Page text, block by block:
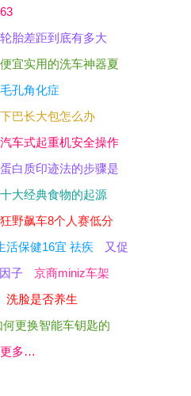
轮胎差距到底有多大
便宜实用的洗车神器夏
毛孔角化症
下巴长大包怎么办
汽车式起重机安全操作
蛋白质印迹法的步骤是
十大经典食物的起源
狂野飙车8个人赛低分
活保健16宜 祛疾
又促
子
京商miniz车架
洗脸是否养生
何更换智能车钥匙的
更多…